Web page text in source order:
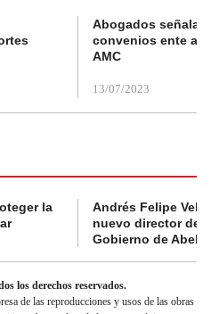
Abogados
convenios ente
AMC
13/07/2023
la
Andrés Felipe
nuevo director de
Gobierno de
los derechos reservados.
de las reproducciones y usos de las obras